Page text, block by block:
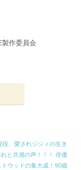
作委員会
役、愛されジジィの生き
と共感の声！！！ 俳優
トウッドの集大成！90歳